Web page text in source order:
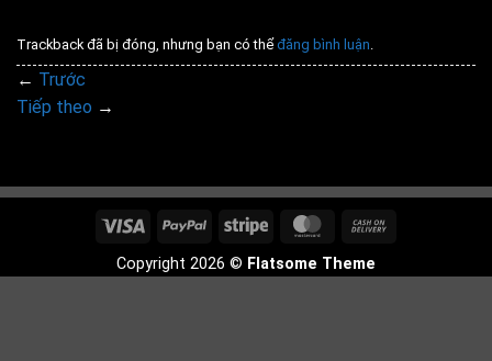
Trackback đã bị đóng, nhưng bạn có thể đăng bình luận.
← Trước
Tiếp theo →
Visa PayPal Stripe MasterCard
Delivery
Copyright 2026 © Flatsome Theme